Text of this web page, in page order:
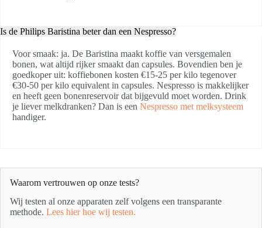
Is de Philips Baristina beter dan een Nespresso?
Voor smaak: ja. De Baristina maakt koffie van versgemalen
bonen, wat altijd rijker smaakt dan capsules. Bovendien ben je
goedkoper uit: koffiebonen kosten €15-25 per kilo tegenover
€30-50 per kilo equivalent in capsules. Nespresso is makkelijker
en heeft geen bonenreservoir dat bijgevuld moet worden. Drink
je liever melkdranken? Dan is een Nespresso met melksysteem
handiger.
Waarom vertrouwen op onze tests?
Wij testen al onze apparaten zelf volgens een transparante
methode. Lees hier hoe wij testen.